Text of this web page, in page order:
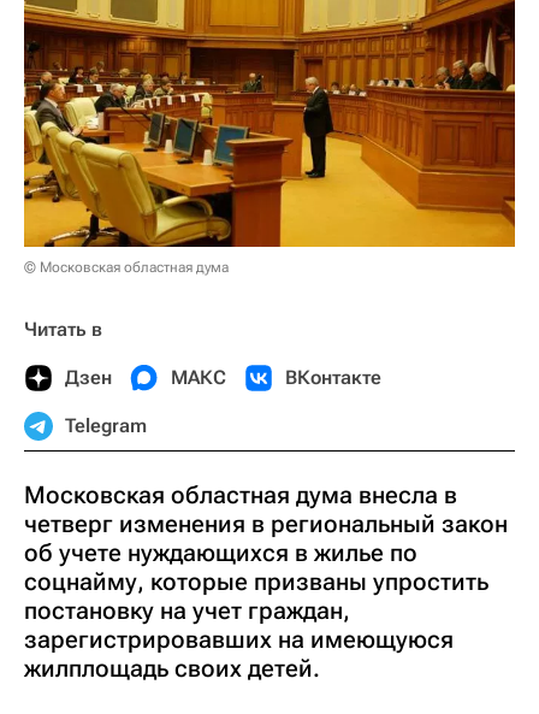
© Московская областная дума
Читать в
Дзен МАКС ВКонтакте
Telegram
Московская областная дума внесла в
четверг изменения в региональный закон
об учете нуждающихся в жилье по
соцнайму, которые призваны упростить
постановку на учет граждан,
зарегистрировавших на имеющуюся
жилплощадь своих детей.